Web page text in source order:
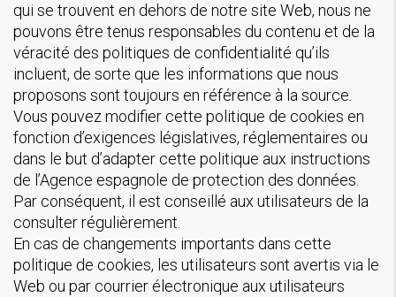
qui se trouvent en dehors de notre site Web, nous ne
pouvons être tenus responsables du contenu et de la
véracité des politiques de confidentialité qu’ils
incluent, de sorte que les informations que nous
proposons sont toujours en référence à la source.
Vous pouvez modifier cette politique de cookies en
fonction d’exigences législatives, réglementaires ou
dans le but d’adapter cette politique aux instructions
de l’Agence espagnole de protection des données.
Par conséquent, il est conseillé aux utilisateurs de la
consulter régulièrement.
En cas de changements importants dans cette
politique de cookies, les utilisateurs sont avertis via le
Web ou par courrier électronique aux utilisateurs